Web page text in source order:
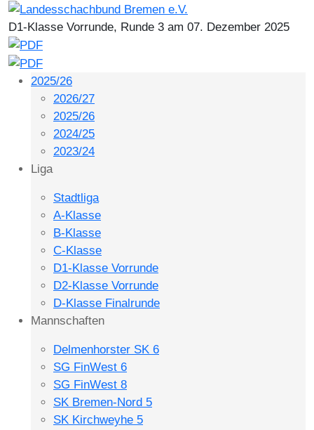
D1-Klasse Vorrunde, Runde 3 am 07. Dezember 2025
2025/26
2026/27
2025/26
2024/25
2023/24
Liga
Stadtliga
A-Klasse
B-Klasse
C-Klasse
D1-Klasse Vorrunde
D2-Klasse Vorrunde
D-Klasse Finalrunde
Mannschaften
Delmenhorster SK 6
SG FinWest 6
SG FinWest 8
SK Bremen-Nord 5
SK Kirchweyhe 5